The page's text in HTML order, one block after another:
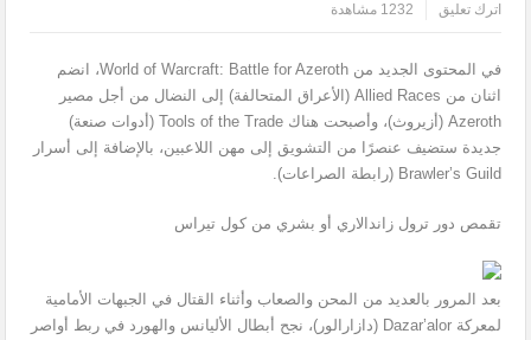
اترك تعليق
1232 مشاهدة
في المحتوى الجديد من World of Warcraft: Battle for Azeroth، انضم
اثنان من Allied Races (الأعراق المتحالفة) إلى النضال من أجل مصير
Azeroth (أزيروث)، وأصبحت هناك Tools of the Trade (أدوات صنعة)
جديدة ستضيف عنصرًا من التشويق إلى مهن اللاعبين، بالإضافة إلى أسرار
Brawler’s Guild (رابطة الصراعات).
تقمص دور ترول زاندالاري أو بشري من كول تيراس
بعد المرور بالعديد من المحن والصعاب وأثناء القتال في الجبهات الأمامية
لمعركة Dazar’alor (دازارالور)، نجح أبطال الأليانس والهورد في ربط أواصر